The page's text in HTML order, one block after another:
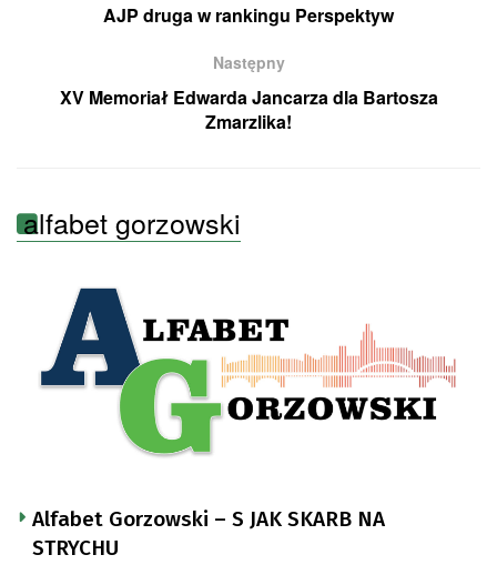
AJP druga w rankingu Perspektyw
Następny
XV Memoriał Edwarda Jancarza dla Bartosza
Zmarzlika!
alfabet gorzowski
Alfabet Gorzowski – S JAK SKARB NA
STRYCHU